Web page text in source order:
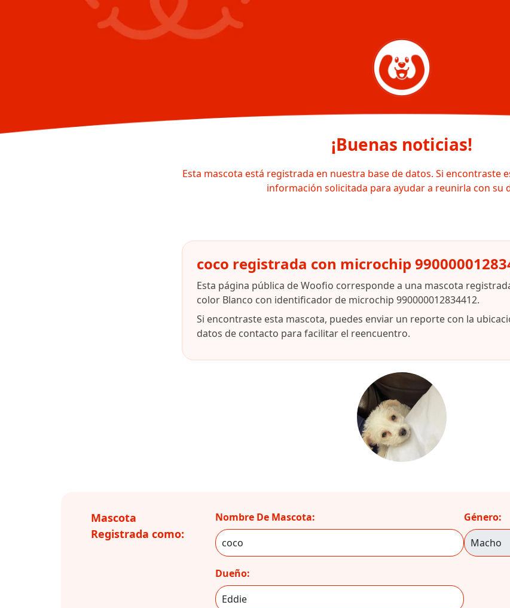
¡Buenas noticias!
Esta mascota está registrada en nuestra base de datos. Si encontraste
información solicitada para ayudar a reunirla con su
coco registrada con microchip
Esta página pública de Woofio corresponde a una mascota
color Blanco con identificador de microchip 990000012834412.
Si encontraste esta mascota, puedes enviar un reporte con la
datos de contacto para facilitar el reencuentro.
Mascota
Registrada como:
Nombre De Mascota:
Dueño:
Género: